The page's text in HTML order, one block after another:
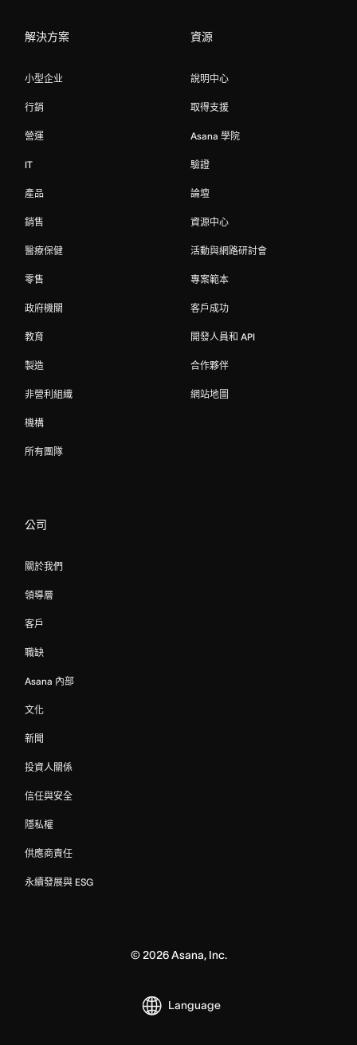
解決方案
小型企业
行銷
營運
IT
產品
銷售
醫療保健
零售
政府機關
教育
製造
非營利組織
機構
所有團隊
資源
說明中心
取得支援
Asana 學院
驗證
論壇
資源中心
活動與網路研討會
專案範本
客戶成功
開發人員和 API
合作夥伴
網站地圖
公司
關於我們
領導層
客戶
職缺
Asana 內部
文化
新聞
投資人關係
信任與安全
隱私權
供應商責任
永續發展與 ESG
© 2026Asana, Inc.
Language